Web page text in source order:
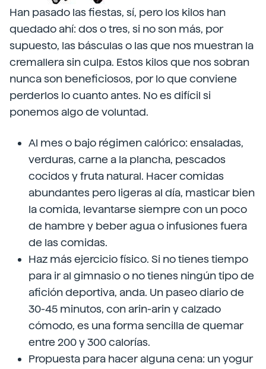
Han pasado las fiestas, sí, pero los kilos han
quedado ahí: dos o tres, si no son más, por
supuesto, las básculas o las que nos muestran la
cremallera sin culpa. Estos kilos que nos sobran
nunca son beneficiosos, por lo que conviene
perderlos lo cuanto antes. No es difícil si
ponemos algo de voluntad.
Al mes o bajo régimen calórico: ensaladas,
verduras, carne a la plancha, pescados
cocidos y fruta natural. Hacer comidas
abundantes pero ligeras al día, masticar bien
la comida, levantarse siempre con un poco
de hambre y beber agua o infusiones fuera
de las comidas.
Haz más ejercicio físico. Si no tienes tiempo
para ir al gimnasio o no tienes ningún tipo de
afición deportiva, anda. Un paseo diario de
30-45 minutos, con arin-arin y calzado
cómodo, es una forma sencilla de quemar
entre 200 y 300 calorías.
Propuesta para hacer alguna cena: un yogur